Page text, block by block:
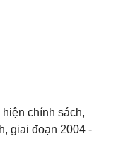
chính sách,
giai đoạn 2004 -